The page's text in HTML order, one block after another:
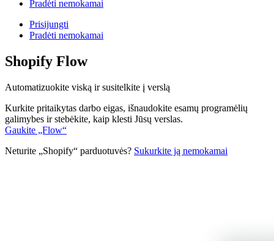
Pradėti nemokamai
Prisijungti
Pradėti nemokamai
Shopify Flow
Automatizuokite viską ir susitelkite į verslą
Kurkite pritaikytas darbo eigas, išnaudokite esamų programėlių
galimybes ir stebėkite, kaip klesti Jūsų verslas.
Gaukite „Flow“
Neturite „Shopify“ parduotuvės? Sukurkite ją nemokamai